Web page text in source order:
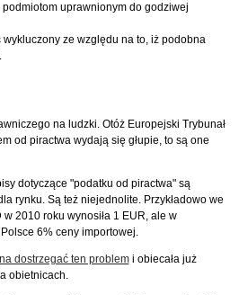
uprawnionym do godziwej
ze względu na to, iż podobna
na ludzki. Otóż Europejski Trybunał
od piractwa wydają się głupie, to są one
dotyczące "podatku od piractwa" są
rynku. Są też niejednolite. Przykładowo we
w 2010 roku wynosiła 1 EUR, ale w
6% ceny importowej.
dostrzegać ten problemi obiecała już
obietnicach.